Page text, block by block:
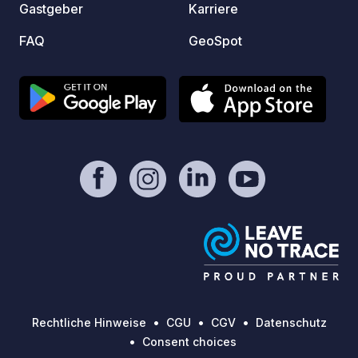
Gastgeber
FAQ
Karriere
GeoSpot
Rechtliche Hinweise CGU CGV
Datenschutz
Consent choices